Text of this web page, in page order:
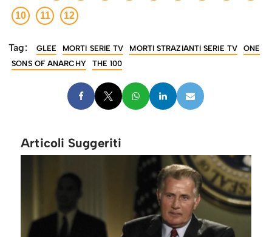
10 11 12
Tag: GLEE MORTI SERIE TV MORTI STRAZIANTI SERIE TV
ONE
SONS OF ANARCHY
THE 100
Articoli Suggeriti